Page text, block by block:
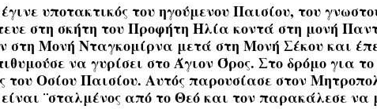
υποτακτικός του ηγούμενου Παισίου, του
στη σκήτη του Προφήτη Ηλία κοντά στη μονή
στη Μονή Νταγκομίρνα μετά στη Μονή Σέκου και
να γυρίσει στο Άγιον Όρος. Στο δρόμο για
Οσίου Παισίου. Αυτός παρουσίασε στον
¨σταλμένος από το Θεό και τον παρακάλεσε να